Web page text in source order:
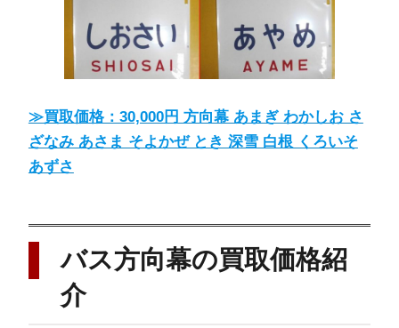
≫買取価格：30,000円 方向幕 あまぎ わかしお さ
ざなみ あさま そよかぜ とき 深雪 白根 くろいそ
あずさ
バス方向幕の買取価格紹
介